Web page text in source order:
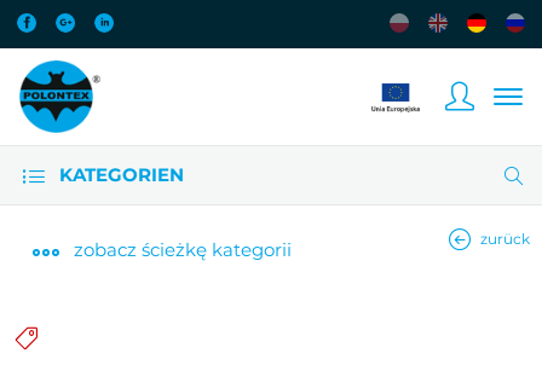
KATEGORIEN
zobacz ścieżkę kategorii zurück